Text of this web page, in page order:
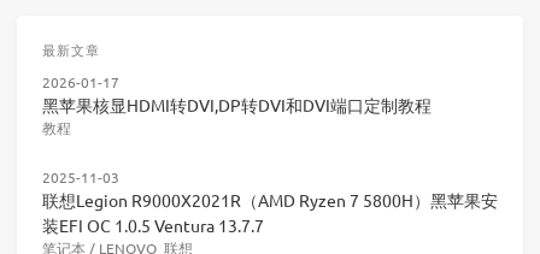
最新文章
2026-01-17
黑苹果核显HDMI转DVI,DP转DVI和DVI端口定制教程
教程
2025-11-03
联想Legion R9000X2021R（AMD Ryzen 7 5800H）黑苹果安
装EFI OC 1.0.5 Ventura 13.7.7
笔记本 / LENOVO_联想